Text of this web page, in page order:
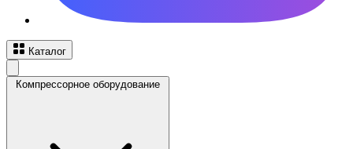
Каталог
Компрессорное оборудование